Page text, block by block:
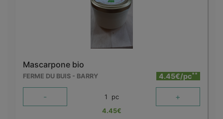
Mascarpone bio
FERME DU BUIS - BARRY 4.45€/pc**
- 1 pc +
4.45€